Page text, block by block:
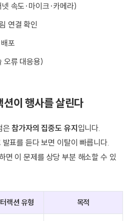
속도·마이크·카메라)
연결 확인
포
오류 대응용)
이 행사를 살린다
은참가자의 집중도 유지입니다.
표를 듣다 보면 이탈이 빠릅니다.
면 이 문제를 상당 부분 해소할 수 있
랙션 유형 목적